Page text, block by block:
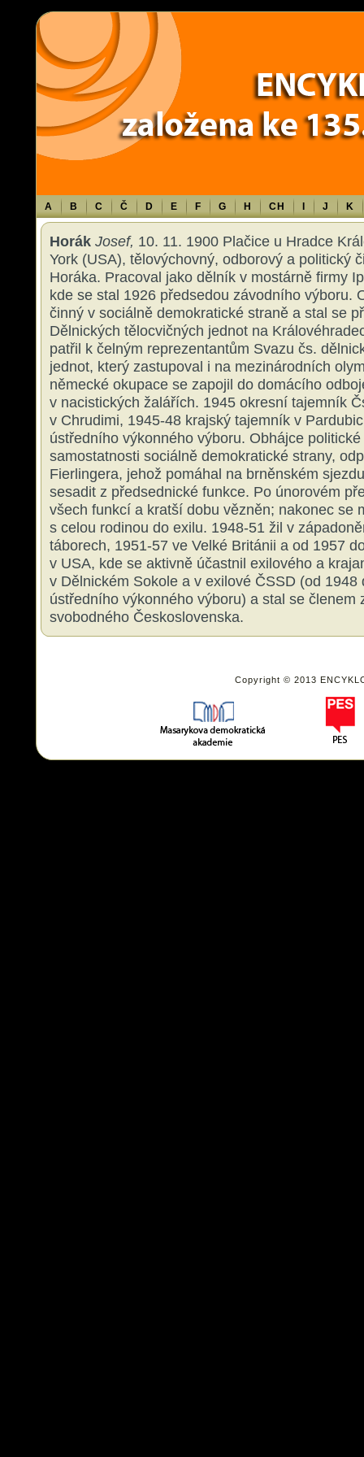
Warning: Use of undefined constant TXT - assumed 'TXT' (this will throw
content/themes/sablona/functions.php
A B C Č D E F G H CH J K
Horák Josef, 10. 11. 1900 Plačice u Hradce
York (USA), tělovýchovný, odborový a politický
Horáka. Pracoval jako dělník v mostárně firmy
kde se stal 1926 předsedou závodního výboru.
činný v sociálně demokratické straně a stal se
Dělnických tělocvičných jednot na
patřil k čelným reprezentantům Svazu čs.
jednot, který zastupoval i na mezinárodních
německé okupace se zapojil do domácího
v nacistických žalářích. 1945 okresní tajemník
v Chrudimi, 1945-48 krajský tajemník v
ústředního výkonného výboru. Obhájce
samostatnosti sociálně demokratické strany,
Fierlingera, jehož pomáhal na brněnském
sesadit z předsednické funkce. Po únorovém
všech funkcí a kratší dobu vězněn; nakonec se
s celou rodinou do exilu. 1948-51 žil v
táborech, 1951-57 ve Velké Británii a od 1957
v USA, kde se aktivně účastnil exilového a
v Dělnickém Sokole a v exilové ČSSD (od 1948
ústředního výkonného výboru) a stal se členem
svobodného Československa.
Copyright © 2013